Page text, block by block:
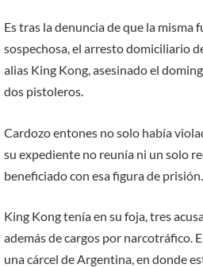
Es tras la denuncia de que la misma
sospechosa, el arresto domiciliario
alias King Kong, asesinado el
dos pistoleros.
Cardozo entones no solo había
su expediente no reunía ni un solo
beneficiado con esa figura de prisión.
King Kong tenía en su foja, tres
además de cargos por narcotráfico.
una cárcel de Argentina, en donde